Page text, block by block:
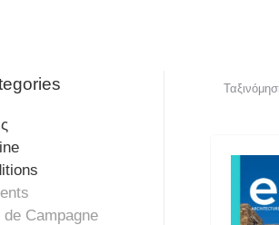
de Campagne